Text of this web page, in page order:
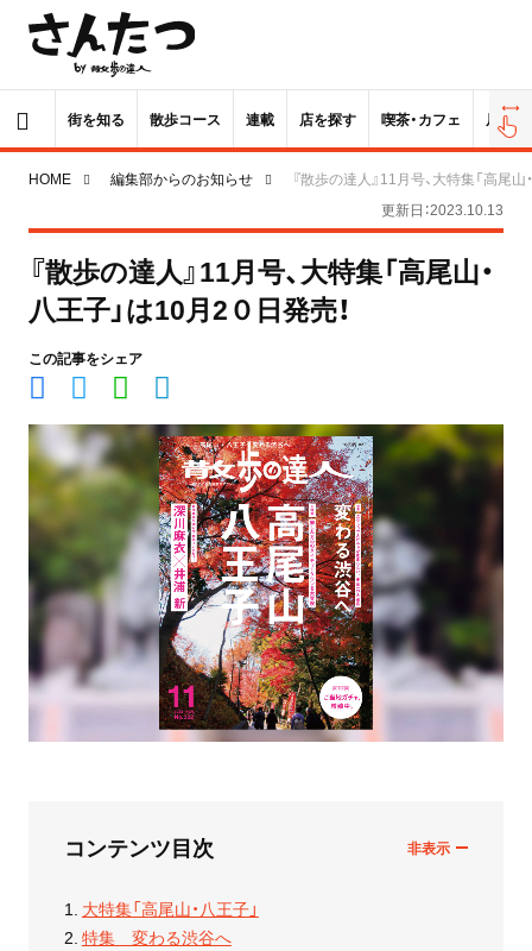
街を知る 散歩コース 連載 店を探す 喫茶・カフェ 居酒屋
HOME 編集部からのお知らせ
『散歩の達人』11月号、大特集「高尾
更新日：2023.10.13
『散歩の達人』11月号、大特集「高尾山・
八王子」は10月2０日発売！
この記事をシェア
コンテンツ目次
大特集「高尾山・八王子」
特集 変わる渋谷へ